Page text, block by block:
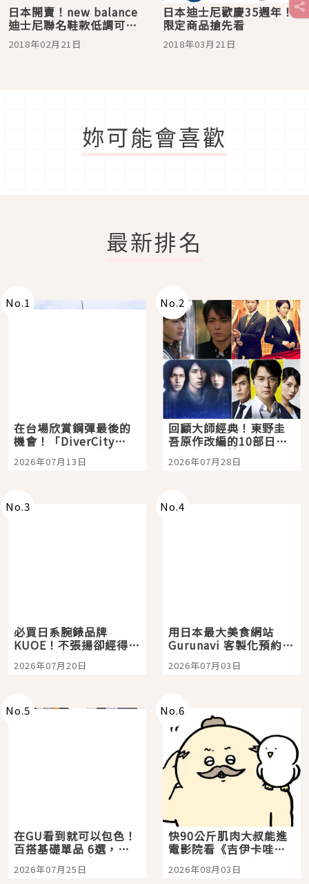
日本開賣！new balance
迪士尼聯名鞋款低調可愛
擄獲你的心
2018年02月21日
日本迪士尼歡慶35週年！
限定商品搶先看
2018年03月21日
妳可能會喜歡
最新排名
No.1
在台場欣賞鋼彈最後的
機會！「DiverCity
Tokyo Plaza」搭船、
購物、美食及夜景，一
2026年07月13日
No.2
回顧大師經典！東野圭
吾原作改編的10部日本
影視作品推薦
2026年07月28日
No.3
必買日系腕錶品牌
KUOE！不張揚卻經得起
時間洗鍊的經典之作五
選
2026年07月20日
No.4
用日本最大美食網站
Gurunavi 客製化預約九
大都市餐廳，打造專屬
美食體驗！
2026年07月03日
No.5
在GU看到就可以包色！
百搭基礎單品 6選，閉
眼全收也不心疼
2026年07月25日
No.6
快90公斤肌肉大叔能進
電影院看《吉伊卡哇》
嗎？日本重金屬樂團
「打首」會長與nagano
2026年08月03日